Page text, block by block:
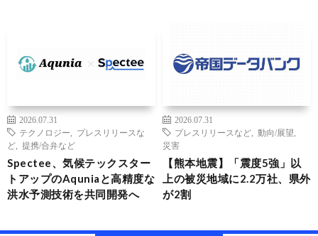
2026.07.31
テクノロジー
プレスリリースな
ど
提携/合弁など
Spectee、気候テックスター
トアップのAquniaと高精度な
洪水予測技術を共同開発へ
2026.07.31
プレスリリースなど
動向/展望
災害
【熊本地震】「震度5強」以
上の被災地域に2.2万社、県外
が2割